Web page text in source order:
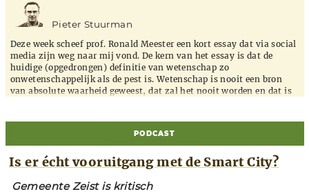
Pieter Stuurman
Deze week scheef prof. Ronald Meester een kort essay dat via social
media zijn weg naar mij vond. De kern van het essay is dat de
huidige (opgedrongen) definitie van wetenschap zo
onwetenschappelijk als de pest is. Wetenschap is nooit een bron
van absolute waarheid geweest, dat zal het nooit worden en dat is
PODCAST
Is er écht vooruitgang met de Smart City?
Gemeente Zeist is kritisch